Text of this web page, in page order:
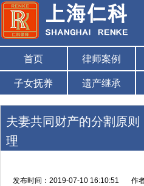
首页 律师案例
子女抚养 遗产继承
夫妻共同财产的分割原
理
发布时间：2019-07-10 16:10:51 作